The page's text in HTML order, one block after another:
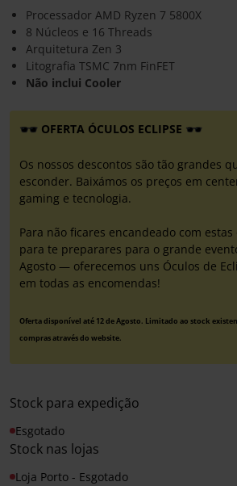
Processador AMD Ryzen 7 5800X
8 Núcleos e 16 Threads
Arquitetura Zen 3
Litografia TSMC 7nm FinFET
Não inclui Cooler
OFERTA ÓCULOS ECLIPSE
Os nossos descontos são tão grandes
esconder. Baixámos os preços em
gaming e tecnologia.
Para não ficares encandeado com
para te preparares para o grande
Agosto — oferecemos uns Óculos de
em todas as encomendas!
Oferta disponível até 12 de Agosto. Limitado ao stock
compras através do website.
Stock para expedição
Esgotado
Stock nas lojas
Loja Porto - Esgotado